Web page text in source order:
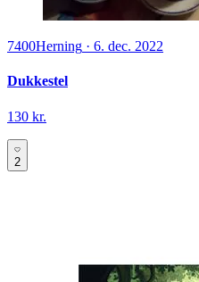
7400Herning · 6. dec. 2022
Dukkestel
130 kr.
2